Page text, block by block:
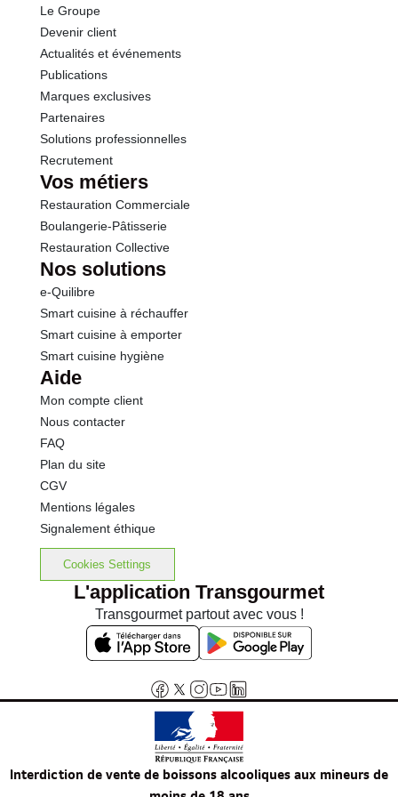
Sel
Le Groupe
Devenir client
Actualités et événements
Publications
Marques exclusives
Partenaires
Solutions professionnelles
Recrutement
Vos métiers
Restauration Commerciale
Boulangerie-Pâtisserie
Restauration Collective
Nos solutions
e-Quilibre
Smart cuisine à réchauffer
Smart cuisine à emporter
Smart cuisine hygiène
Aide
Mon compte client
Nous contacter
FAQ
Plan du site
CGV
Mentions légales
Signalement éthique
Cookies Settings
L'application Transgourmet
Transgourmet partout avec vous !
Interdiction de vente de boissons alcooliques aux mineurs de